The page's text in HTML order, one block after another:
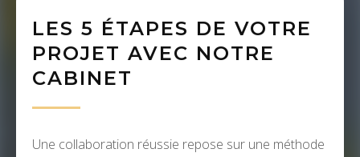
LES 5 ÉTAPES DE VOTRE
PROJET AVEC NOTRE
CABINET
Une collaboration réussie repose sur une méthode